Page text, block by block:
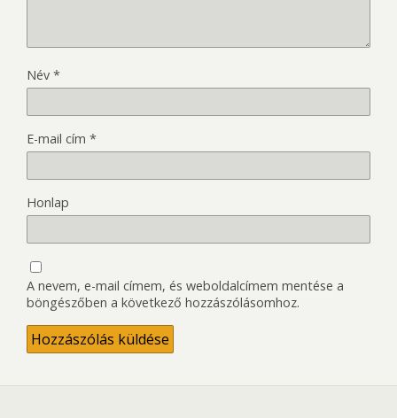
Név *
E-mail cím *
Honlap
A nevem, e-mail címem, és weboldalcímem mentése a
böngészőben a következő hozzászólásomhoz.